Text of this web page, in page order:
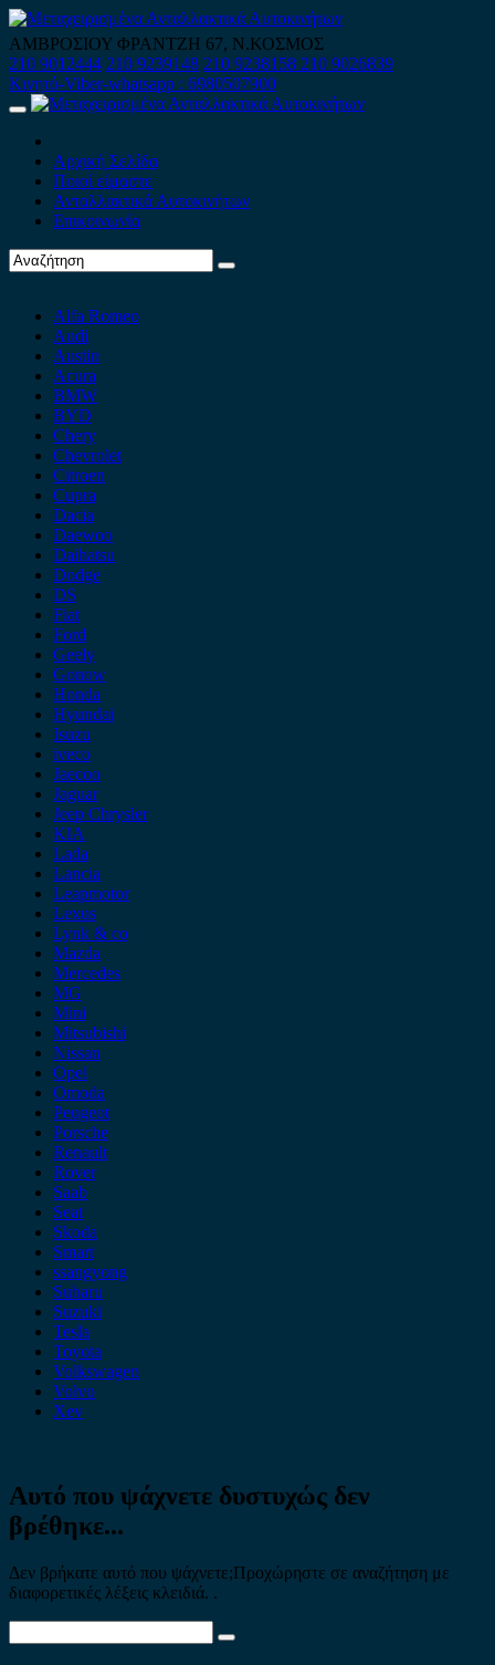
Skip
to
content
ΑΜΒΡΟΣΙΟΥ ΦΡΑΝΤΖΗ 67, Ν.ΚΟΣΜΟΣ
210 9012444 210 9239148 210 9238158 210 9026839
Κινητό-Viber-whatsapp : 6980507900
Primary
Αρχική Σελίδα
Ποιοί είμαστε
Ανταλλακτικά Αυτοκινήτων
Επικοινωνία
Alfa Romeo
Audi
Austin
Acura
BMW
BYD
Chery
Chevrolet
Citroen
Cupra
Dacia
Daewoo
Daihatsu
Dodge
DS
Fiat
Ford
Geely
Gonow
Honda
Hyundai
Isuzu
iveco
Jaecoo
Jaguar
Jeep Chrysler
KIA
Lada
Lancia
Leapmotor
Lexus
Lynk & co
Mazda
Mercedes
MG
Mini
Mitsubishi
Nissan
Opel
Omoda
Peugeot
Porsche
Renault
Rover
Saab
Seat
Skoda
Smart
ssangyong
Subaru
Suzuki
Tesla
Toyota
Volkswagen
Volvo
Xev
Αυτό που ψάχνετε δυστυχώς δεν
βρέθηκε...
Δεν βρήκατε αυτό που ψάχνετε;Προχώρηστε σε αναζήτηση με
διαφορετικές λέξεις κλειδιά. .
for: